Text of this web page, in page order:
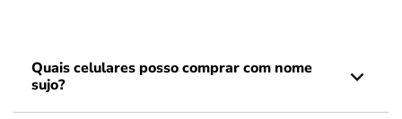
Quais celulares posso comprar com nome
sujo?